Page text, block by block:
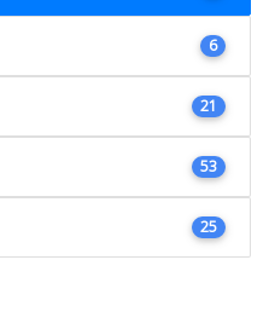
6
21
53
25